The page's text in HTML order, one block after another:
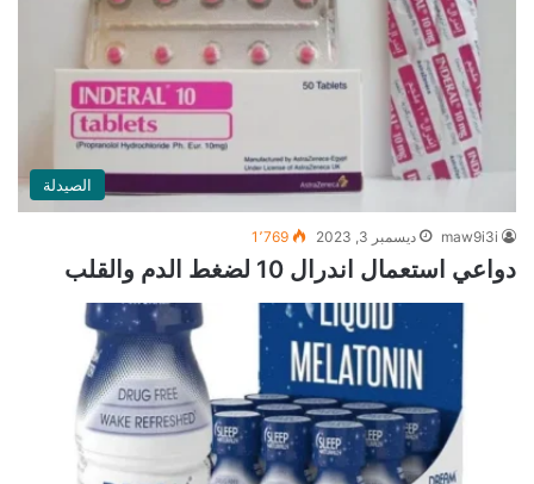
الصيدلة
maw9i3i ديسمبر 3, 2023 1٬769
دواعي استعمال اندرال 10 لضغط الدم والقلب